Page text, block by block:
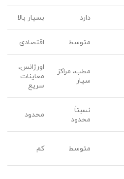
دارد
بسیار بالا
متوسط اقتصادی
مطب، مراکز
سیار
اورژانس،
معاینات
سریع
نسبتاً
محدود محدود
متوسط کم